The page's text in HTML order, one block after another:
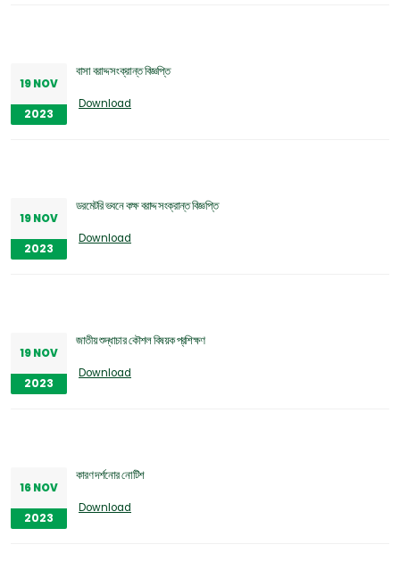
19 NOV
2023
বাসা বরাদ্দ সংক্রান্ত বিজ্ঞপ্তি
Download
19 NOV
2023
ডরমেটরি ভবনে কক্ষ বরাদ্দ সংক্রান্ত বিজ্ঞপ্তি
Download
19 NOV
2023
জাতীয় শুদ্ধাচার কৌশল বিষয়ক প্রশিক্ষণ
Download
16 NOV
2023
কারণ দর্শনোর নোটিশ
Download